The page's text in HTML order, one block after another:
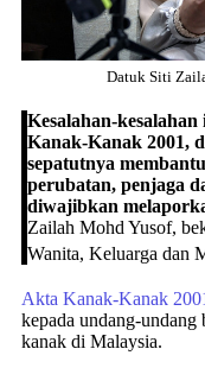
Datuk Siti
Kesalahan-
Kanak-Kanak 2001,
sepatutnya
perubatan, penjaga
diwajibkan
Zailah Mohd Yusof,
Wanita, Keluarga dan
Akta Kanak-Kanak
kepada undang-
kanak di Malaysia.